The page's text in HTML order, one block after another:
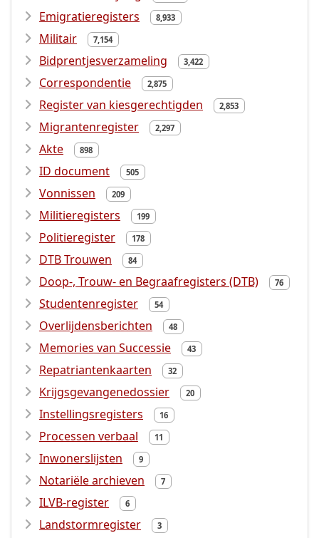
Emigratieregisters 8,933
Militair 7,154
Bidprentjesverzameling 3,422
Correspondentie 2,875
Register van kiesgerechtigden 2,853
Migrantenregister 2,297
Akte 898
ID document 505
Vonnissen 209
Militieregisters 199
Politieregister 178
DTB Trouwen 84
Doop-, Trouw- en Begraafregisters (DTB) 76
Studentenregister 54
Overlijdensberichten 48
Memories van Successie 43
Repatriantenkaarten 32
Krijgsgevangenedossier 20
Instellingsregisters 16
Processen verbaal 11
Inwonerslijsten 9
Notariële archieven 7
ILVB-register 6
Landstormregister 3